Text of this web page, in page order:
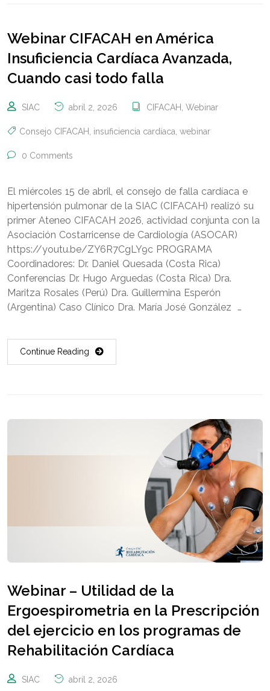
Webinar CIFACAH en América
Insuficiencia Cardíaca Avanzada,
Cuando casi todo falla
SIAC abril 2, 2026 CIFACAH Webinar
Consejo CIFACAH insuficiencia cardíaca webinar
0 Comments
El miércoles 15 de abril, el consejo de falla cardíaca e
hipertensión pulmonar de la SIAC (CIFACAH) realizó su
primer Ateneo CIFACAH 2026, actividad conjunta con la
Asociación Costarricense de Cardiología (ASOCAR)
https://youtu.be/ZY6R7CgLY9c PROGRAMA
Coordinadores: Dr. Daniel Quesada (Costa Rica)
Conferencias Dr. Hugo Arguedas (Costa Rica) Dra.
Maritza Rosales (Perú) Dra. Guillermina Esperón
(Argentina) Caso Clínico Dra. María José González …
Continue Reading
Webinar – Utilidad de la
Ergoespirometria en la Prescripción
del ejercicio en los programas de
Rehabilitación Cardíaca
SIAC abril 2, 2026